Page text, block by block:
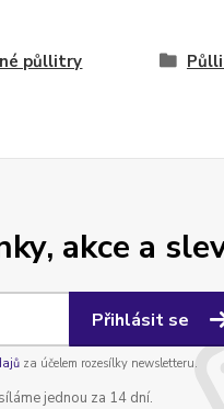
půllitry
akce a
Přihlásit se
za účelem rozesílky newsletteru.
jednou za 14 dní.